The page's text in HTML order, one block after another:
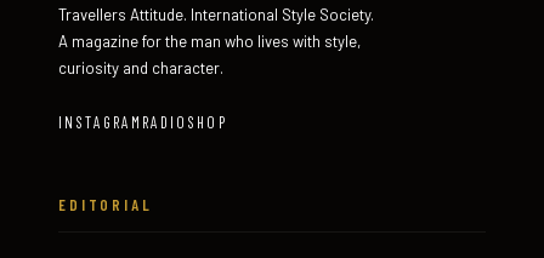
Travellers Attitude. International Style Society.
A magazine for the man who lives with style,
curiosity and character.
INSTAGRAM RADIO SHOP
EDITORIAL